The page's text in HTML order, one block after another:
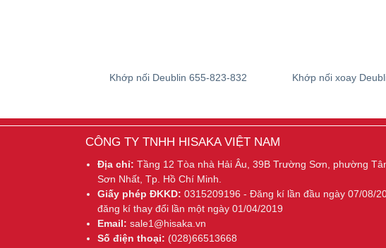
Khớp nối Deublin 655-823-832 Khớp nối xoay
CÔNG TY TNHH HISAKA VIỆT NAM
Địa chỉ: Tầng 12 Tòa nhà Hải Âu, 39B Trường Sơn, phường
Sơn Nhất, Tp. Hồ Chí Minh.
Giấy phép ĐKKD: 0315209196 - Đăng kí lần đầu ngày 07/08/
đăng kí thay đổi lần một ngày 01/04/2019
Email: sale1@hisaka.vn
Số điện thoại: (028)66513668